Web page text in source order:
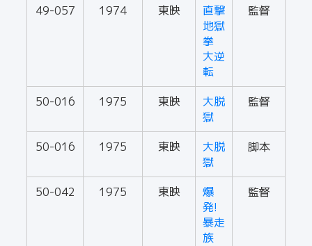
49-057 1974 東映
直撃
地獄
拳
大逆
転
監督
50-016 1975 東映
大脱
獄
監督
50-016 1975 東映
大脱
獄
脚本
50-042 1975 東映
爆
発!
暴走
族
監督